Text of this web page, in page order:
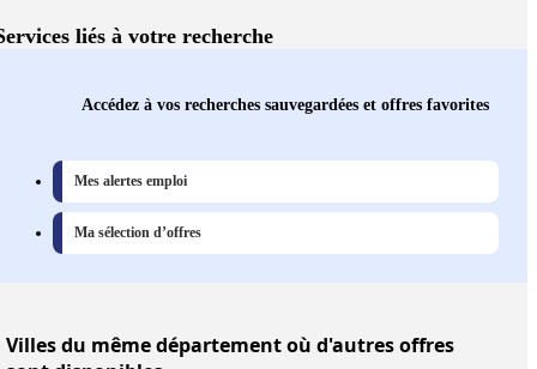
liés à votre recherche
Accédez à vos recherches sauvegardées et offres favorites
Mes alertes emploi
Ma sélection d’offres
Villesdu même département où d'autres offres